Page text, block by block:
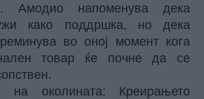
Амодио напоменува дека
како поддршка, но дека
во оној момент кога
товар ќе почне да се
на околината: Креирањето